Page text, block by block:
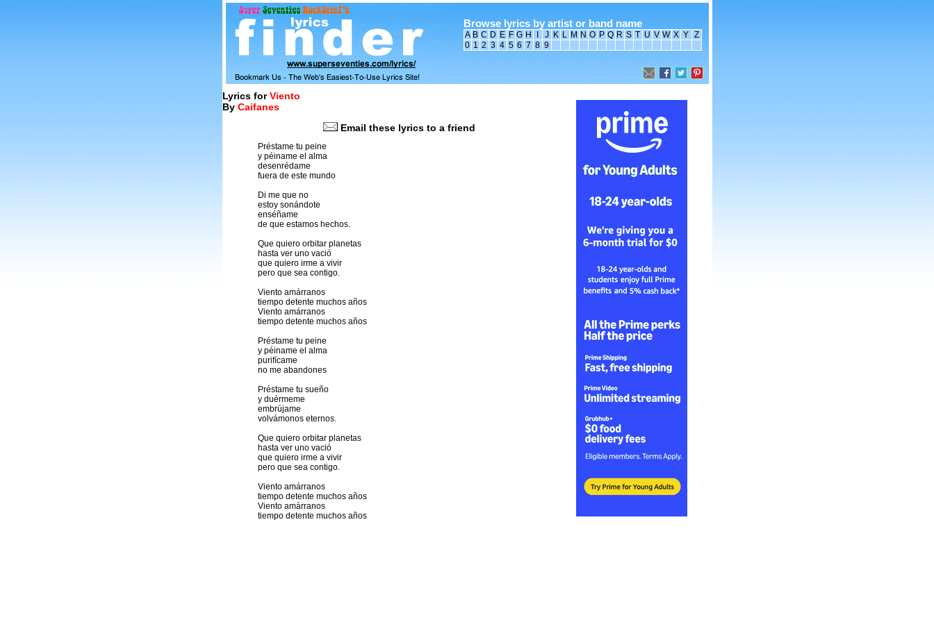
Browse lyrics by artist or band name
A B C D E F G H J K L M N O P Q R S T U V W X Y Z
0 1 2 3 4 5 6 7 8 9
Lyrics forViento
By Caifanes
Email these lyrics to a friend
Préstame tu peine
y péiname el alma
desenrédame
fuera de este mundo
Di me que no
estoy sonándote
enséñame
de que estamos hechos.
Que quiero orbitar planetas
hasta ver uno vació
que quiero irme a vivir
pero que sea contigo.
Viento amárranos
tiempo detente muchos años
Viento amárranos
tiempo detente muchos años
Préstame tu peine
y péiname el alma
purifícame
no me abandones
Préstame tu sueño
y duérmeme
embrújame
volvámonos eternos.
Que quiero orbitar planetas
hasta ver uno vació
que quiero irme a vivir
pero que sea contigo.
Viento amárranos
tiempo detente muchos años
Viento amárranos
tiempo detente muchos años